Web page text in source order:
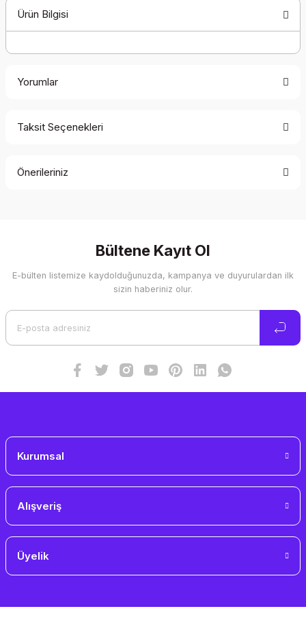
Ürün Bilgisi
Yorumlar
Taksit Seçenekleri
Önerileriniz
Görüş ve önerileriniz için teşekkür ederiz.
Ürün resmi kalitesiz, bozuk veya görüntülenemiyor.
Bültene Kayıt Ol
E-bülten listemize kaydolduğunuzda, kampanya ve duyurulardan ilk
sizin haberiniz olur.
Kurumsal
Alışveriş
Üyelik